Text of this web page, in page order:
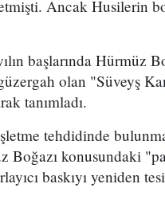
Ancak Husilerin
başlarında Hürmüz
olan "Süveyş
tanımladı.
tehdidinde
Boğazı konusundaki
baskıyı yeniden